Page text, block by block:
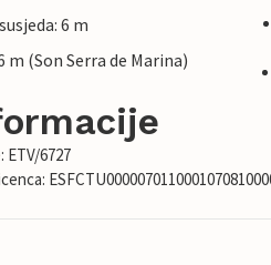
6 m
m (Son Serra de Marina)
6727